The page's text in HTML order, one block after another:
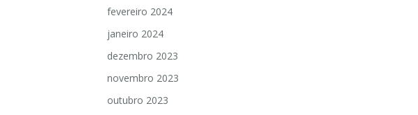
fevereiro 2024
janeiro 2024
dezembro 2023
novembro 2023
outubro 2023